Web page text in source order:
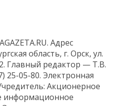
Адрес
область, г. Орск, ул.
Главный редактор — Т.В.
25-05-80. Электронная
Акционерное
информационное